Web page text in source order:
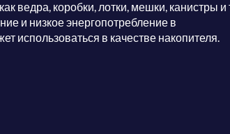
ведра, коробки, лотки, мешки, канистры и
и низкое энергопотребление в
использоваться в качестве накопителя.